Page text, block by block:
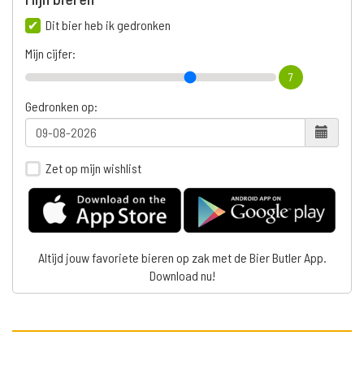
Dit bier heb ik gedronken
Mijn cijfer:
7
Gedronken op:
Zet op mijn wishlist
Altijd jouw favoriete bieren op zak met de Bier Butler App.
Download nu!